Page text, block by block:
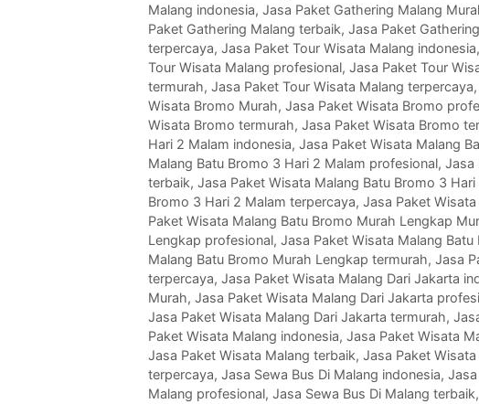
Malang indonesia, Jasa Paket Gathering Malang
Paket Gathering Malang terbaik, Jasa Paket
terpercaya, Jasa Paket Tour Wisata Malang indonesia,
Tour Wisata Malang profesional, Jasa Paket Tour
termurah, Jasa Paket Tour Wisata Malang terpercaya,
Wisata Bromo Murah, Jasa Paket Wisata Bromo
Wisata Bromo termurah, Jasa Paket Wisata Bromo
Hari 2 Malam indonesia, Jasa Paket Wisata Malang
Malang Batu Bromo 3 Hari 2 Malam profesional, Jasa
terbaik, Jasa Paket Wisata Malang Batu Bromo 3
Bromo 3 Hari 2 Malam terpercaya, Jasa Paket
Paket Wisata Malang Batu Bromo Murah Lengkap
Lengkap profesional, Jasa Paket Wisata Malang
Malang Batu Bromo Murah Lengkap termurah, Jasa
terpercaya, Jasa Paket Wisata Malang Dari Jakarta
Murah, Jasa Paket Wisata Malang Dari Jakarta
Jasa Paket Wisata Malang Dari Jakarta termurah,
Paket Wisata Malang indonesia, Jasa Paket Wisata
Jasa Paket Wisata Malang terbaik, Jasa Paket
terpercaya, Jasa Sewa Bus Di Malang indonesia,
Malang profesional, Jasa Sewa Bus Di Malang terbaik,